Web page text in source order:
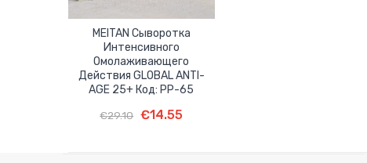
MEITAN Сыворотка
Интенсивного
Омолаживающего
Действия GLOBAL ANTI-
AGE 25+ Код: PP-65
€29.10 Первоначальная
€14.55Текущая
Первоначальная
цена
Текущая
цена: